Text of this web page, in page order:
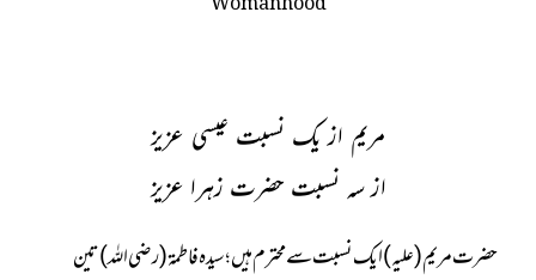
مریم از یک نسبت عیسی عزیز
از سہ نسبت حضرت زہرا عزیز
حضرت مریم (علیہ) ایک نسبت سے محترم ہیں ؛ سیدہ فاطمة (رضی اللہ) تین